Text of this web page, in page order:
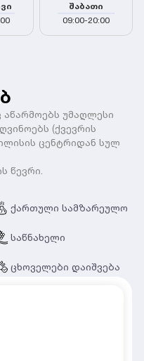
შაბათი
09:00-20:00
უმაღლესი
(ქვევრის
ცენტრიდან სულ
წევრი.
ქართული სამზარეულო
საწნახელი
ცხოველები დაიშვება